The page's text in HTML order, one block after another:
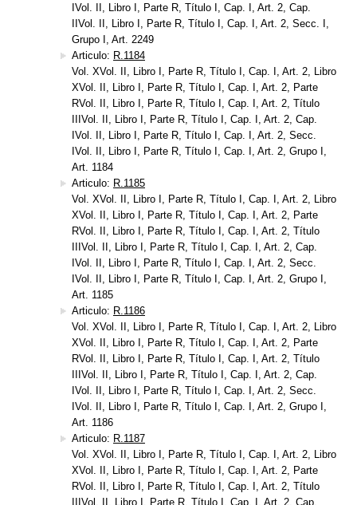
IVol. II, Libro I, Parte R, Título I, Cap. I, Art. 2, Cap.
IIVol. II, Libro I, Parte R, Título I, Cap. I, Art. 2, Secc. I,
Grupo I, Art. 2249
Articulo: R.1184
Vol. XVol. II, Libro I, Parte R, Título I, Cap. I, Art. 2, Libro
XVol. II, Libro I, Parte R, Título I, Cap. I, Art. 2, Parte
RVol. II, Libro I, Parte R, Título I, Cap. I, Art. 2, Título
IIIVol. II, Libro I, Parte R, Título I, Cap. I, Art. 2, Cap.
IVol. II, Libro I, Parte R, Título I, Cap. I, Art. 2, Secc.
IVol. II, Libro I, Parte R, Título I, Cap. I, Art. 2, Grupo I,
Art. 1184
Articulo: R.1185
Vol. XVol. II, Libro I, Parte R, Título I, Cap. I, Art. 2, Libro
XVol. II, Libro I, Parte R, Título I, Cap. I, Art. 2, Parte
RVol. II, Libro I, Parte R, Título I, Cap. I, Art. 2, Título
IIIVol. II, Libro I, Parte R, Título I, Cap. I, Art. 2, Cap.
IVol. II, Libro I, Parte R, Título I, Cap. I, Art. 2, Secc.
IVol. II, Libro I, Parte R, Título I, Cap. I, Art. 2, Grupo I,
Art. 1185
Articulo: R.1186
Vol. XVol. II, Libro I, Parte R, Título I, Cap. I, Art. 2, Libro
XVol. II, Libro I, Parte R, Título I, Cap. I, Art. 2, Parte
RVol. II, Libro I, Parte R, Título I, Cap. I, Art. 2, Título
IIIVol. II, Libro I, Parte R, Título I, Cap. I, Art. 2, Cap.
IVol. II, Libro I, Parte R, Título I, Cap. I, Art. 2, Secc.
IVol. II, Libro I, Parte R, Título I, Cap. I, Art. 2, Grupo I,
Art. 1186
Articulo: R.1187
Vol. XVol. II, Libro I, Parte R, Título I, Cap. I, Art. 2, Libro
XVol. II, Libro I, Parte R, Título I, Cap. I, Art. 2, Parte
RVol. II, Libro I, Parte R, Título I, Cap. I, Art. 2, Título
IIIVol. II, Libro I, Parte R, Título I, Cap. I, Art. 2, Cap.